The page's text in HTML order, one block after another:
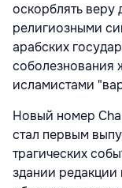
оскорблять веру
религиозными
арабских
соболезнования
исламистами
Новый номер
стал первым
трагических
здании редакции